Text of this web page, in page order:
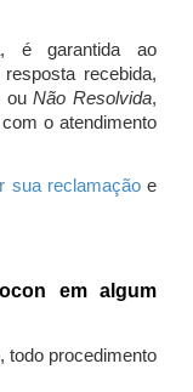
é garantida ao
recebida,
ouNão Resolvida,
o atendimento
sua reclamaçãoe
em algum
todo procedimento